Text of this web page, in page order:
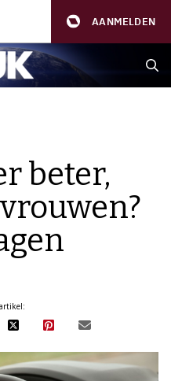
AANMELDEN
beter,